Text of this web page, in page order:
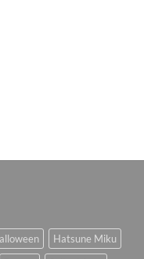
Hatsune Miku